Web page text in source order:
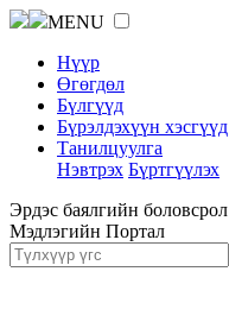
MENU
Нүүр
Өгөгдөл
Бүлгүүд
Бүрэлдэхүүн хэсгүүд
Танилцуулга
Нэвтрэх Бүртгүүлэх
Эрдэс баялгийн боловсрол
Мэдлэгийн Портал